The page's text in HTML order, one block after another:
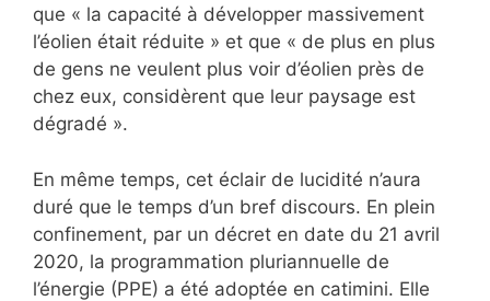
que « la capacité à développer massivement
l’éolien était réduite » et que « de plus en plus
de gens ne veulent plus voir d’éolien près de
chez eux, considèrent que leur paysage est
dégradé ».
En même temps, cet éclair de lucidité n’aura
duré que le temps d’un bref discours. En plein
confinement, par un décret en date du 21 avril
2020, la programmation pluriannuelle de
l’énergie (PPE) a été adoptée en catimini. Elle